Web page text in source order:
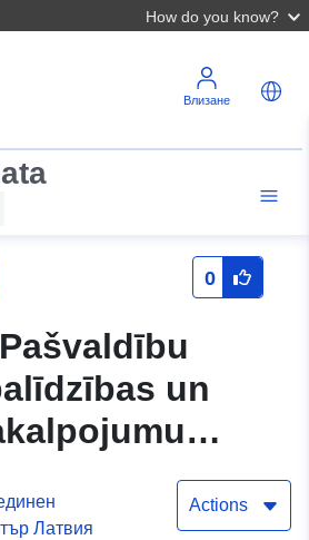
How do you know?
Влизане
0
un
dati -
Латвия
Actions